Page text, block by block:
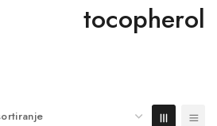
tocopherol